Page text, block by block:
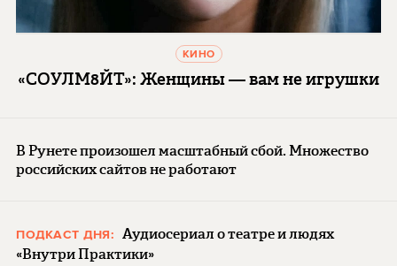
КИНО
«СОУЛМ8ЙТ»: Женщины — вам не игрушки
В Рунете произошел масштабный сбой. Множество
российских сайтов не работают
ПОДКАСТ ДНЯ: Аудиосериал о театре и людях
«Внутри Практики»